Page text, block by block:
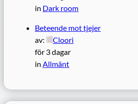
in Dark room
Beteende mot tjejer
av:
Cloori
för 3 dagar
in Allmänt